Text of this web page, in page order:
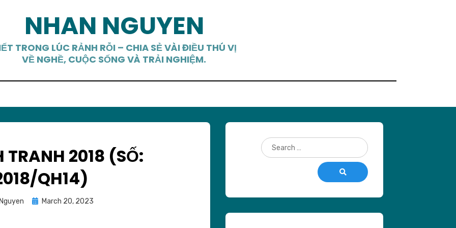
NHAN NGUYEN
TRONG LÚC RẢNH RỖI – CHIA SẺ VÀI ĐIỀU THÚ VỊ
VỀ NGHỀ, CUỘC SỐNG VÀ TRẢI NGHIỆM.
TRANH 2018 (SỐ:
QH14)
PostedMarch 20, 2023
Search
for:
Search